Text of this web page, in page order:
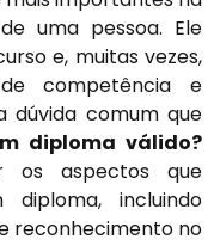
uma pessoa. Ele
e, muitas vezes,
competência e
dúvida comum que
diploma válido?
os aspectos que
incluindo
reconhecimento no